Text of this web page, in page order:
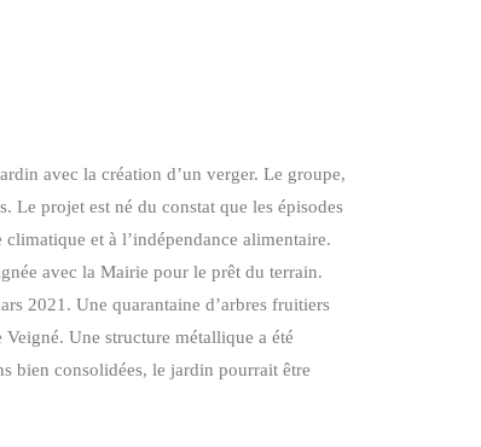
avec la création d’un verger. Le groupe,
Le projet est né du constat que les épisodes
et à l’indépendance alimentaire.
avec la Mairie pour le prêt du terrain.
2021. Une quarantaine d’arbres fruitiers
Une structure métallique a été
bien consolidées, le jardin pourrait être